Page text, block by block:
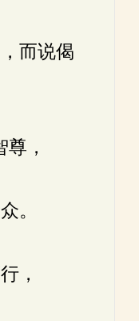
而说偈
，
。
，